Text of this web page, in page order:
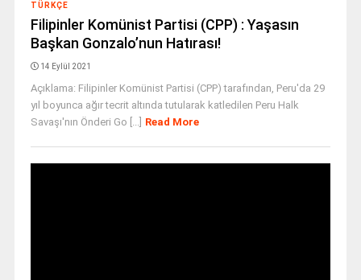
TÜRKÇE
Filipinler Komünist Partisi (CPP) : Yaşasın
Başkan Gonzalo’nun Hatırası!
14 Eylül 2021
Açıklama: Filipinler Komünist Partisi (CPP) tarafından, Peru'da 29
yıl boyunca ağır tecrit altında tutularak katledilen Peru Halk
Savaşı'nın Önderi Go [...] Read More